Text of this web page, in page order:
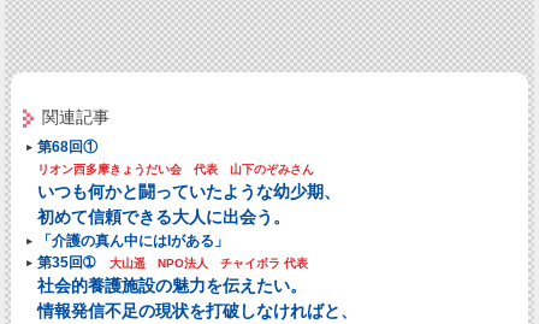
関連記事
第68回①
リオン西多摩きょうだい会 代表 山下のぞみさん
いつも何かと闘っていたような幼少期、
初めて信頼できる大人に出会う。
「介護の真ん中にはIがある」
第35回➀
大山遥 NPO法人 チャイボラ 代表
社会的養護施設の魅力を伝えたい。
情報発信不足の現状を打破しなければと、